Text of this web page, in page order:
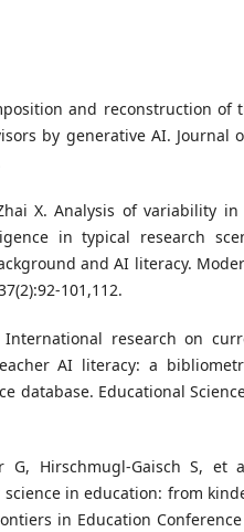
and reconstruction of
by generative AI. Journal
X. Analysis of variability
in typical research
and AI literacy.
101,112.
International research on
AI literacy: a
database. Educational
G, Hirschmugl-Gaisch S, et
in education: from
in Education Conference